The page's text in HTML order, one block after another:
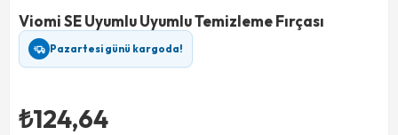
Viomi SE Uyumlu Uyumlu Temizleme Fırçası
Pazartesi günü kargoda!
₺124,64